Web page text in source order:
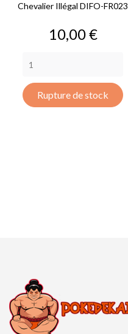
Chevalier Illégal DIFO-FR023
Prix
10,00 €
Rupture de stock